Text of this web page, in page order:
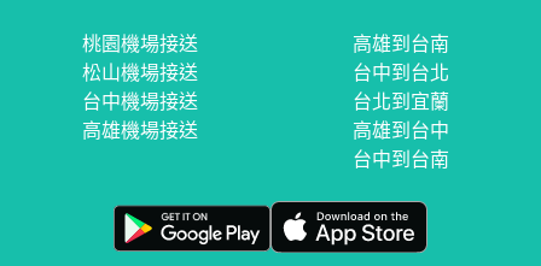
桃園機場接送
松山機場接送
台中機場接送
高雄機場接送
高雄到台南
台中到台北
台北到宜蘭
高雄到台中
台中到台南